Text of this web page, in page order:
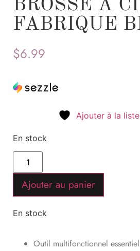
BROSSE À
FABRIQUE
$6.99
Ajouter à la liste
En stock
Ajouter au panier
En stock
Outil multifonctionnel essentiel